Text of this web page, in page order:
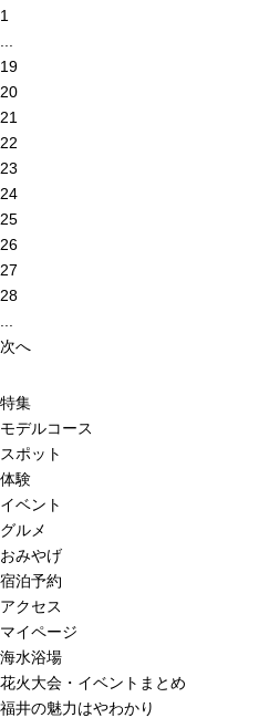
1
19
20
21
22
23
24
25
26
27
28
次へ
特集
モデルコース
スポット
体験
イベント
グルメ
おみやげ
宿泊予約
アクセス
マイページ
海水浴場
花火大会・イベントまとめ
福井の魅力はやわかり